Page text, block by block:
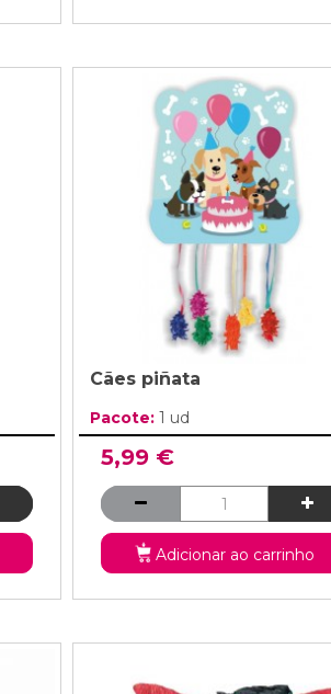
Cães piñata
Pacote: 1 ud
5,99 €
Adicionar ao carrinho